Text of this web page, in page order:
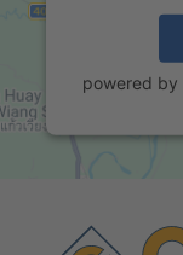
powered by